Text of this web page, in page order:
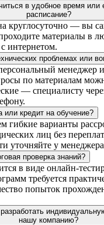
в удобное время или
расписание?
круглосуточно — вы
материалы в
интернетом.
проблемах или
менеджер
по материалам
— специалисту
или кредит на обучение?
гибкие варианты
лиц без
уточняйте у
проверка знаний?
в виде онлайн-
требуется
попыток
нашу компанию?